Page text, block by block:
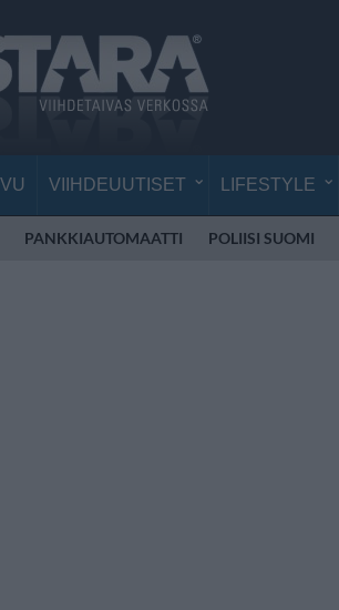
VIIHDEUUTISET LIFESTYLE
PANKKIAUTOMAATTI POLIISI SUOMI